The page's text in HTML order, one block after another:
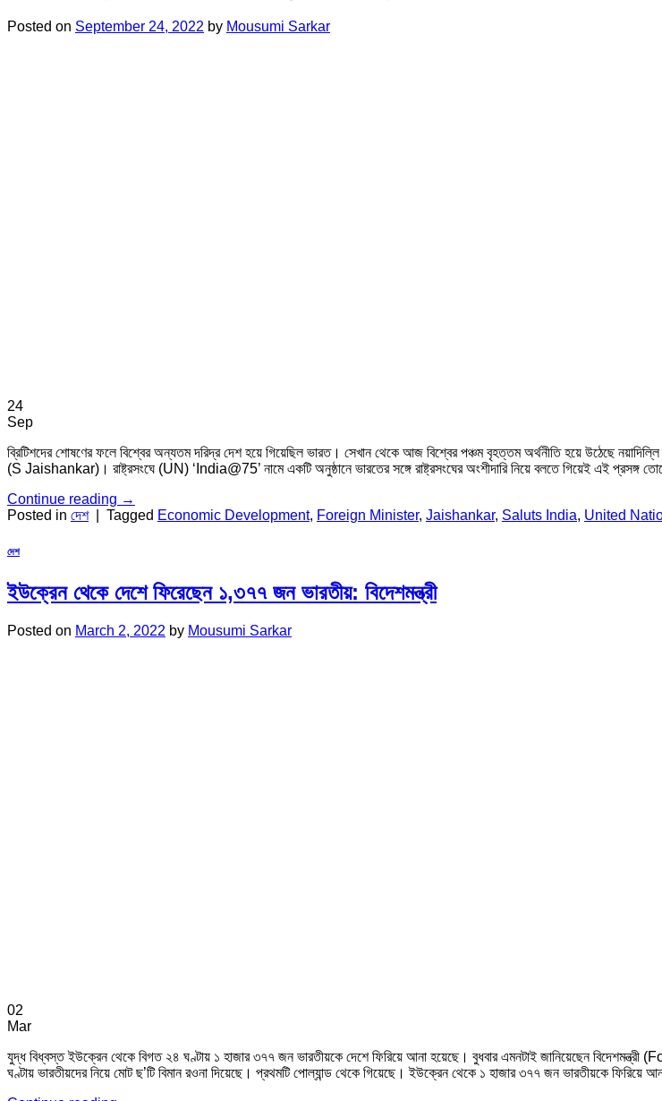
Posted on September 24, 2022 by Mousumi Sarkar
24
Sep
ব্রিটিশদের শোষণের ফলে বিশ্বের অন্যতম দরিদ্র দেশ হয়ে গিয়েছিল ভারত। সেখান থেকে আজ বিশ্বের পঞ্চম বৃহত্তম অর্থনীতি হয়ে উঠেছে
(S Jaishankar)। রাষ্ট্রসংঘে (UN) ‘India@75’ নামে একটি অনুষ্ঠানে ভারতের সঙ্গে রাষ্ট্রসংঘের অংশীদারি নিয়ে বলতে গিয়েই এই প্রসঙ্গ
Continue reading →
Posted in দেশ Tagged Economic Development, Foreign Minister, Jaishankar, Saluts India, United
দেশ
ইউক্রেন থেকে দেশে ফিরেছেন ১,৩৭৭ জন ভারতীয়: বিদেশমন্ত্রী
Posted on March 2, 2022 by Mousumi Sarkar
02
Mar
যুদ্ধ বিধ্বস্ত ইউক্রেন থেকে বিগত ২৪ ঘণ্টায় ১ হাজার ৩৭৭ জন ভারতীয়কে দেশে ফিরিয়ে আনা হয়েছে। বুধবার এমনটাই জানিয়েছেন
ঘণ্টায় ভারতীয়দের নিয়ে মোট ছ’টি বিমান রওনা দিয়েছে। প্রথমটি পোল্যান্ড থেকে গিয়েছে। ইউক্রেন থেকে ১ হাজার ৩৭৭ জন ভারতীয়কে ফিরিয়ে